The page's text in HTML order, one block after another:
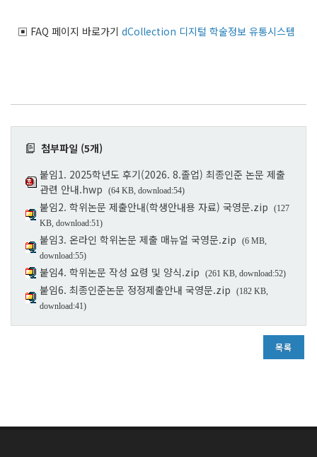
▣ FAQ 페이지 바로가기 dCollection 디지털 학술정보 유통시스템
첨부파일 (5개)
붙임1. 2025학년도 후기(2026. 8.졸업) 최종인준 논문 제출
관련 안내.hwp
(64 KB, download:54)
붙임2. 학위논문 제출안내(학생안내용 자료) 국영문.zip
(127
KB, download:51)
붙임3. 온라인 학위논문 제출 매뉴얼 국영문.zip
(6 MB,
download:55)
붙임4. 학위논문 작성 요령 및 양식.zip (261 KB, download:52)
붙임6. 최종인준논문 정정제출안내 국영문.zip
(182 KB,
download:41)
목록